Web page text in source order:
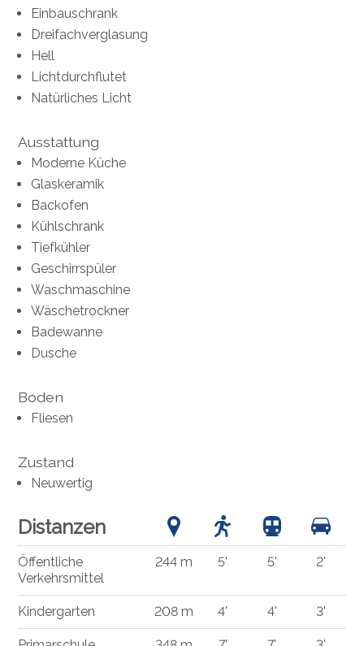
Einbauschrank
Dreifachverglasung
Hell
Lichtdurchflutet
Natürliches Licht
Ausstattung
Moderne Küche
Glaskeramik
Backofen
Kühlschrank
Tiefkühler
Geschirrspüler
Waschmaschine
Wäschetrockner
Badewanne
Dusche
Boden
Fliesen
Zustand
Neuwertig
Distanzen
Öffentliche
Verkehrsmittel
244 m 5' 5' 2'
Kindergarten 208 m 4' 4' 3'